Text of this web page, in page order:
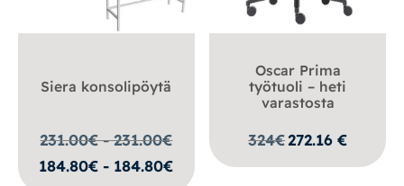
Siera konsolipöytä
231.00€ - 231.00€
184.80€ - 184.80€
Oscar Prima
työtuoli – heti
varastosta
324€272.16€